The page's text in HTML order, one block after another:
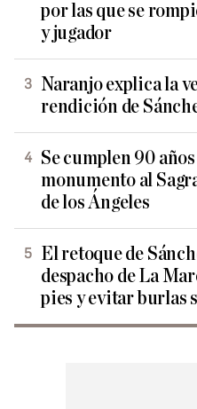
por las que se
y jugador
Naranjo explica la
rendición de
Se cumplen 90
monumento al
de los Ángeles
El retoque de
despacho de La
pies y evitar burlas